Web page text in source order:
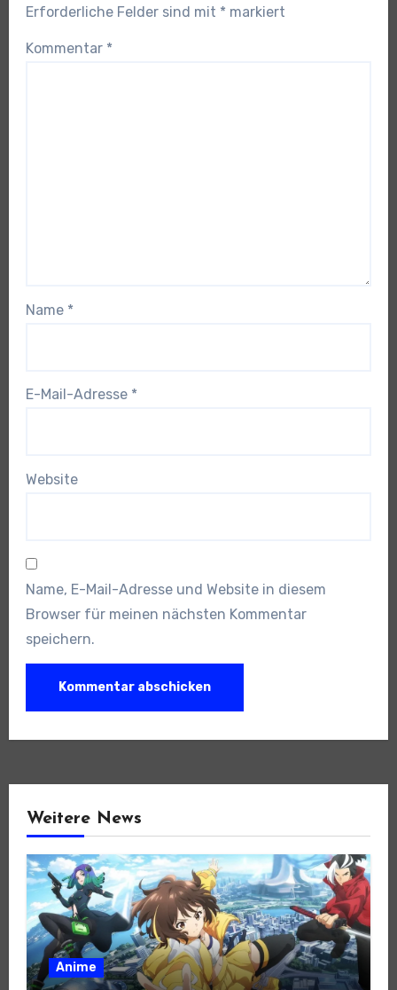
Erforderliche Felder sind mit * markiert
Kommentar *
Name *
E-Mail-Adresse *
Website
Name, E-Mail-Adresse und Website in diesem
Browser für meinen nächsten Kommentar
speichern.
Weitere News
Anime